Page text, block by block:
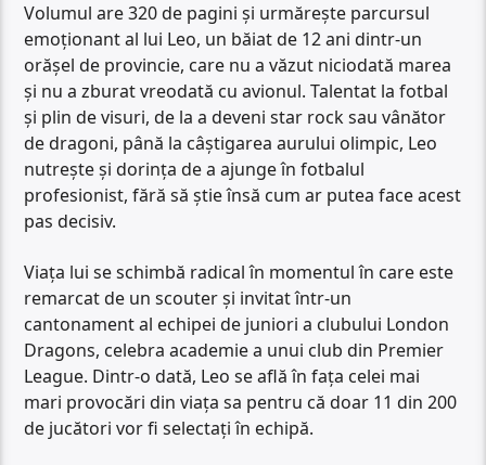
Volumul are 320 de pagini și urmărește parcursul
emoționant al lui Leo, un băiat de 12 ani dintr-un
orășel de provincie, care nu a văzut niciodată marea
și nu a zburat vreodată cu avionul. Talentat la fotbal
și plin de visuri, de la a deveni star rock sau vânător
de dragoni, până la câștigarea aurului olimpic, Leo
nutrește și dorința de a ajunge în fotbalul
profesionist, fără să știe însă cum ar putea face acest
pas decisiv.
Viața lui se schimbă radical în momentul în care este
remarcat de un scouter și invitat într-un
cantonament al echipei de juniori a clubului London
Dragons, celebra academie a unui club din Premier
League. Dintr-o dată, Leo se află în fața celei mai
mari provocări din viața sa pentru că doar 11 din 200
de jucători vor fi selectați în echipă.